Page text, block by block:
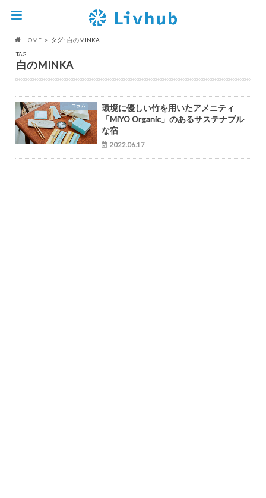
HOME
タグ : 白のMINKA
TAG
白のMINKA
コラム
環境に優しい竹を用いたアメニティ
「MiYO Organic」のあるサステナブル
な宿
2022.06.17